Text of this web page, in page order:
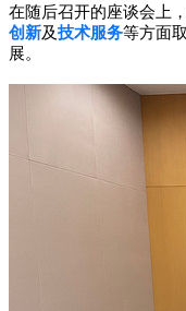
在随后召开的座谈会上
创新及技术服务等方面
展。